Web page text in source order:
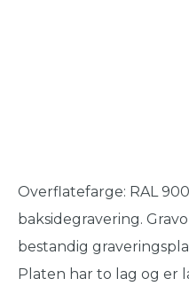
Overflatefarge: RAL
baksidegravering.
bestandig
Platen har to lag og er